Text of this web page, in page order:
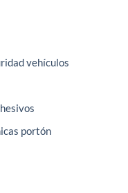
vehículos
portón